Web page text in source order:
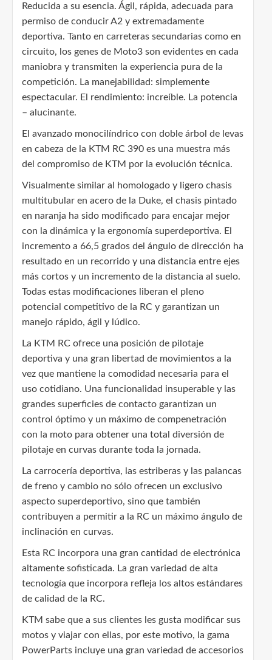
Reducida a su esencia. Ágil, rápida, adecuada para
permiso de conducir A2 y extremadamente
deportiva. Tanto en carreteras secundarias como en
circuito, los genes de Moto3 son evidentes en cada
maniobra y transmiten la experiencia pura de la
competición. La manejabilidad: simplemente
espectacular. El rendimiento: increíble. La potencia
– alucinante.
El avanzado monocilíndrico con doble árbol de levas
en cabeza de la KTM RC 390 es una muestra más
del compromiso de KTM por la evolución técnica.
Visualmente similar al homologado y ligero chasis
multitubular en acero de la Duke, el chasis pintado
en naranja ha sido modificado para encajar mejor
con la dinámica y la ergonomía superdeportiva. El
incremento a 66,5 grados del ángulo de dirección ha
resultado en un recorrido y una distancia entre ejes
más cortos y un incremento de la distancia al suelo.
Todas estas modificaciones liberan el pleno
potencial competitivo de la RC y garantizan un
manejo rápido, ágil y lúdico.
La KTM RC ofrece una posición de pilotaje
deportiva y una gran libertad de movimientos a la
vez que mantiene la comodidad necesaria para el
uso cotidiano. Una funcionalidad insuperable y las
grandes superficies de contacto garantizan un
control óptimo y un máximo de compenetración
con la moto para obtener una total diversión de
pilotaje en curvas durante toda la jornada.
La carrocería deportiva, las estriberas y las palancas
de freno y cambio no sólo ofrecen un exclusivo
aspecto superdeportivo, sino que también
contribuyen a permitir a la RC un máximo ángulo de
inclinación en curvas.
Esta RC incorpora una gran cantidad de electrónica
altamente sofisticada. La gran variedad de alta
tecnología que incorpora refleja los altos estándares
de calidad de la RC.
KTM sabe que a sus clientes les gusta modificar sus
motos y viajar con ellas, por este motivo, la gama
PowerParts incluye una gran variedad de accesorios